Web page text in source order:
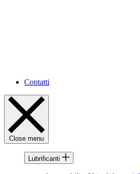
Contatti
Close menu
Lubrificanti